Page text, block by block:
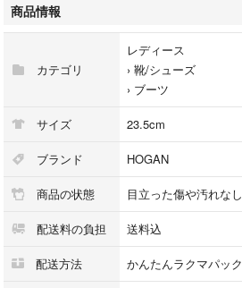
✿Color
上品で素敵な色彩です✨
✿condition
良好な状態なので大活躍します✨
✿Message
【HOGAN｜Luxury Suede Long Boots】
商品情報
カテゴリ
レディース
› 靴/シューズ
› ブーツ
サイズ 23.5cm
ブランド HOGAN
商品の状態 目立った傷や汚れなし
配送料の負担 送料込
配送方法 かんたんラクマパッ